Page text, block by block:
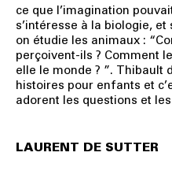
ce que l’imagination
s’intéresse à la biologie,
on étudie les animaux :
perçoivent-ils ? Comment
elle le monde ? ”. Thibault
histoires pour enfants et
adorent les questions et
LAURENT DE SUTTER